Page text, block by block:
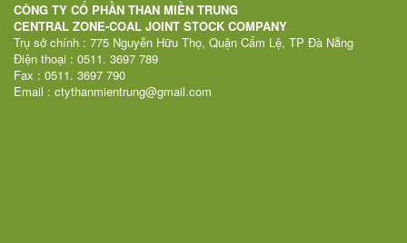
CÔNG TY CỔ PHẦN THAN MIỀN TRUNG
CENTRAL ZONE-COAL JOINT STOCK COMPANY
Trụ sở chính : 775 Nguyễn Hữu Thọ, Quận Cẩm Lệ, TP Đà Nẵng
Điện thoại : 0511. 3697 789
Fax : 0511. 3697 790
Email : ctythanmientrung@gmail.com